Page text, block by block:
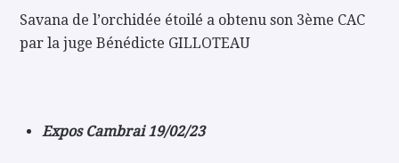
Savana de l’orchidée étoilé a obtenu son 3ème CAC
par la juge Bénédicte GILLOTEAU
Expos Cambrai 19/02/23